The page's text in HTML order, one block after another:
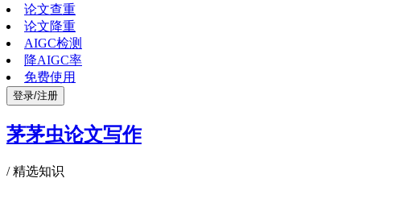
论文查重
论文降重
AIGC检测
降AIGC率
免费使用
登录/注册
茅茅虫论文写作
/精选知识